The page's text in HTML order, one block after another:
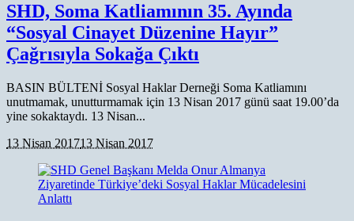
SHD, Soma Katliamının 35. Ayında
“Sosyal Cinayet Düzenine Hayır”
Çağrısıyla Sokağa Çıktı
BASIN BÜLTENİ Sosyal Haklar Derneği Soma Katliamını
unutmamak, unutturmamak için 13 Nisan 2017 günü saat 19.00’da
yine sokaktaydı. 13 Nisan...
13 Nisan 201713 Nisan 2017